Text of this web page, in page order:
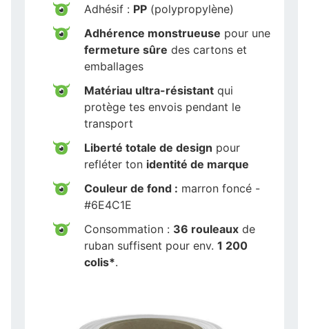
Adhésif : PP (polypropylène)
Adhérence monstrueuse pour une
fermeture sûre des cartons et
emballages
Matériau ultra-résistant qui
protège tes envois pendant le
transport
Liberté totale de design pour
refléter ton identité de marque
Couleur de fond : marron foncé -
#6E4C1E
Consommation : 36 rouleaux de
ruban suffisent pour env. 1 200
colis*.